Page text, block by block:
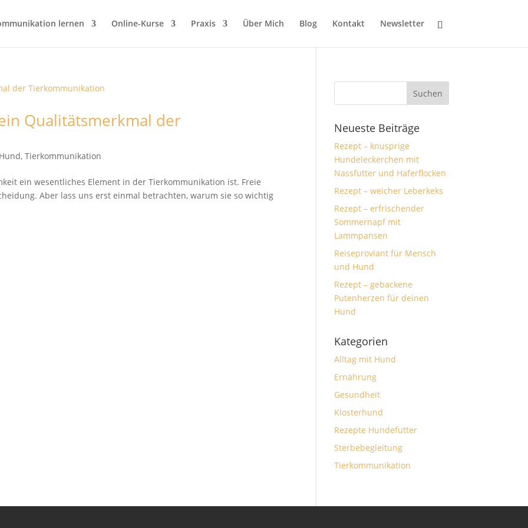
lernen Online-Kurse Praxis Über Mich Blog Kontakt Newsletter
Qualitätsmerkmal der
,Tierkommunikation
ein wesentliches Element in der Tierkommunikation ist. Freie
Aber lass uns erst einmal betrachten, warum sie so wichtig
Neueste Beiträge
Rezept – knusprige
Hundeleckerchen mit
Nassfutter und Haferflocken
Rezept – weicher Leberkeks
Rezept – erfrischender
Sommernapf mit
Lammpansen
Reiseproviant für Mensch
und Hund
Rezept – gebackene
Putenherzen für deinen
Hund
Kategorien
Alltag mit Hund
Ernährung
Gesundheit
Klosterhund
Rezepte Hundefutter
Sterbebegleitung
Tierkommunikation